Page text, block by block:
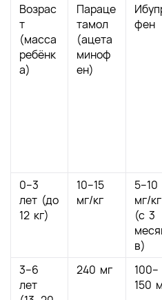
Возрас
т
(масса
ребёнк
а)
Параце
тамол
(ацета
миноф
ен)
фен
0–3
лет (до
12 кг)
10–15
мг/кг
5–10
мг/кг
(с 3
в)
3–6
лет
240 мг
100–
150